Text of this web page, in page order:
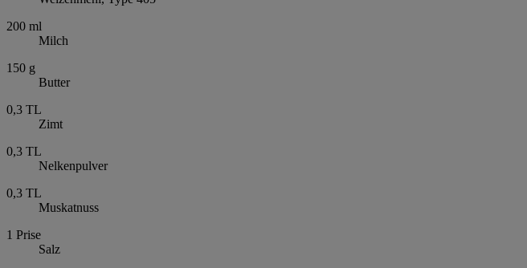
200 ml
Milch
150 g
Butter
0,3 TL
Zimt
0,3 TL
Nelkenpulver
0,3 TL
Muskatnuss
1 Prise
Salz